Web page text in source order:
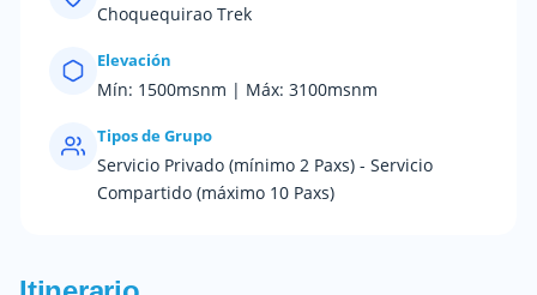
Choquequirao Trek
Elevación
Mín: 1500msnm | Máx: 3100msnm
Tipos de Grupo
Servicio Privado (mínimo 2 Paxs) - Servicio
Compartido (máximo 10 Paxs)